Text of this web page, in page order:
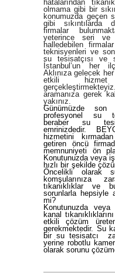
hatalarından
olmama gibi bir
konumuzda geçen
gibi sıkıntılarda
firmalar
yeterince seri ve
halledebilen
teknisyenleri ve
su tesisatçısı ve
İstanbul’un her
Aklınıza gelecek
etkili hizmet
aramanıza gerek
yakınız.
Günümüzde son
profesyonel
su
beraber su
emrinizdedir.
hizmetini
getiren öncü
memnuniyeti ön
Konutunuzda veya
hızlı bir şekilde
Öncelikli olarak
komşularınıza
tıkanıklıklar ve
sorunlarla hepsiyle
mi?
Konutunuzda
kanal
etkili çözüm
gerekmektedir. Su
bir su tesisatcı
yerine robotlu
olarak sorunu